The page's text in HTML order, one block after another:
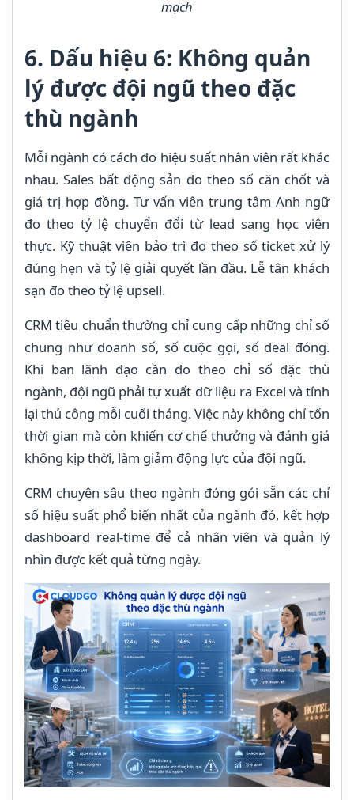
mạch
6. Dấu hiệu 6: Không quản
lý được đội ngũ theo đặc
thù ngành
Mỗi ngành có cách đo hiệu suất nhân viên rất khác
nhau. Sales bất động sản đo theo số căn chốt và
giá trị hợp đồng. Tư vấn viên trung tâm Anh ngữ
đo theo tỷ lệ chuyển đổi từ lead sang học viên
thực. Kỹ thuật viên bảo trì đo theo số ticket xử lý
đúng hẹn và tỷ lệ giải quyết lần đầu. Lễ tân khách
sạn đo theo tỷ lệ upsell.
CRM tiêu chuẩn thường chỉ cung cấp những chỉ số
chung như doanh số, số cuộc gọi, số deal đóng.
Khi ban lãnh đạo cần đo theo chỉ số đặc thù
ngành, đội ngũ phải tự xuất dữ liệu ra Excel và tính
lại thủ công mỗi cuối tháng. Việc này không chỉ tốn
thời gian mà còn khiến cơ chế thưởng và đánh giá
không kịp thời, làm giảm động lực của đội ngũ.
CRM chuyên sâu theo ngành đóng gói sẵn các chỉ
số hiệu suất phổ biến nhất của ngành đó, kết hợp
dashboard real-time để cả nhân viên và quản lý
nhìn được kết quả từng ngày.